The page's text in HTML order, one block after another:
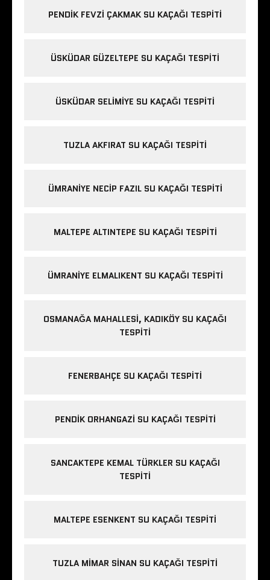
PENDIK FEVZI ÇAKMAK SU KAÇAĞI TESPITI
ÜSKÜDAR GÜZELTEPE SU KAÇAĞI TESPITI
ÜSKÜDAR SELIMIYE SU KAÇAĞI TESPITI
TUZLA AKFIRAT SU KAÇAĞI TESPITI
ÜMRANIYE NECIP FAZIL SU KAÇAĞI TESPITI
MALTEPE ALTINTEPE SU KAÇAĞI TESPITI
ÜMRANIYE ELMALIKENT SU KAÇAĞI TESPITI
OSMANAĞA MAHALLESI, KADIKÖY SU KAÇAĞI
TESPITI
FENERBAHÇE SU KAÇAĞI TESPITI
PENDIK ORHANGAZI SU KAÇAĞI TESPITI
SANCAKTEPE KEMAL TÜRKLER SU KAÇAĞI
TESPITI
MALTEPE ESENKENT SU KAÇAĞI TESPITI
TUZLA MIMAR SINAN SU KAÇAĞI TESPITI